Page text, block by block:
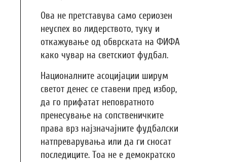
Ова не претставува само сериозен
неуспех во лидерството, туку и
откажување од обврската на ФИФА
како чувар на светскиот фудбал.
Националните асоцијации ширум
светот денес се ставени пред избор,
да го прифатат неповратното
пренесување на сопственичките
права врз најзначајните фудбалски
натпреварувања или да ги сносат
последиците. Тоа не е демократско